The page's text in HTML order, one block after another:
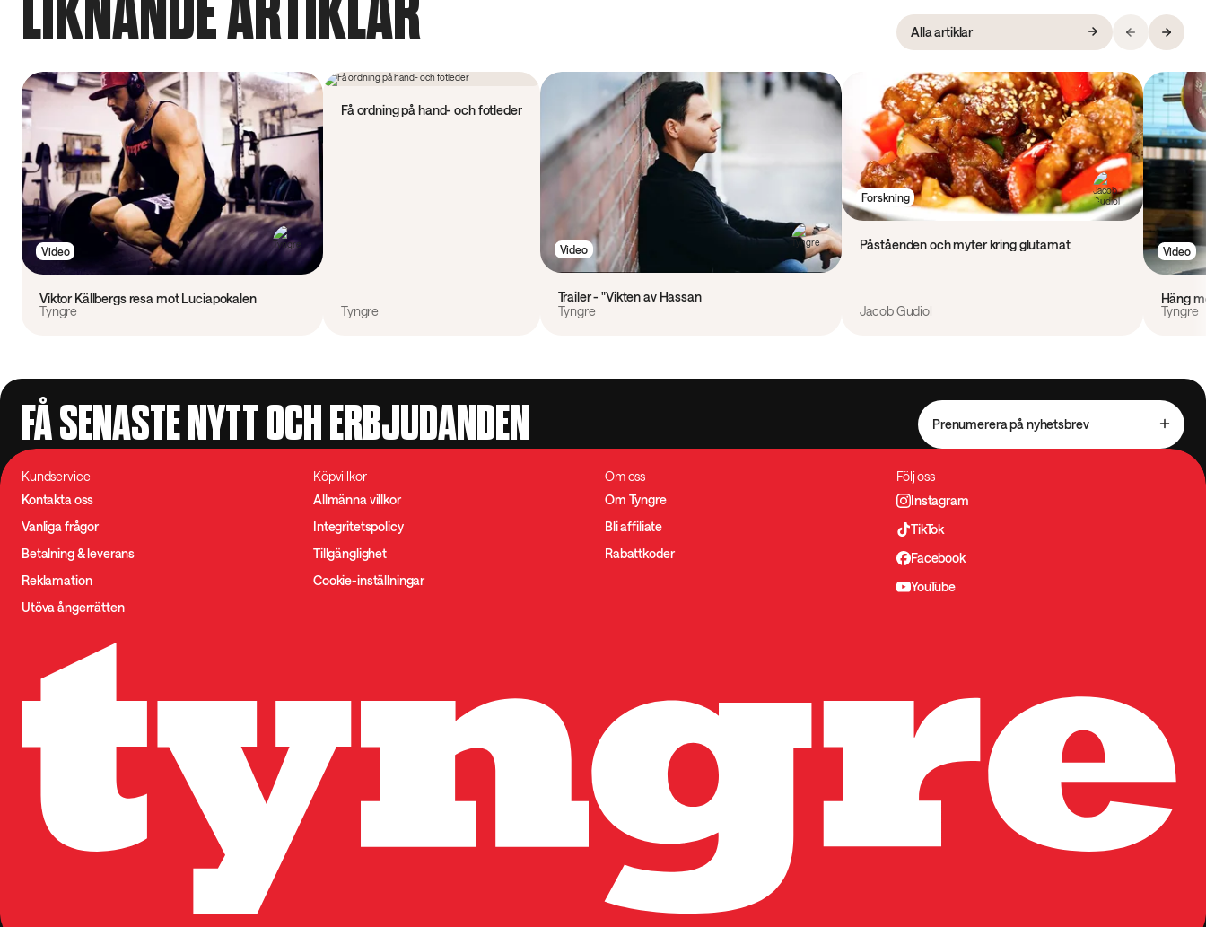
Alla artiklar
Video
Viktor Källbergs resa mot Luciapokalen
Tyngre
Få ordning på hand- och fotleder
Tyngre
Video
Trailer - "Vikten av Hassan
Tyngre
Forskning
Påståenden och myter kring glutamat
Jacob Gudiol
Video
Häng
Tyngre
FÅ SENASTE NYTT OCH ERBJUDANDEN Prenumerera på nyhetsbrev
Kundservice
Kontakta oss
Vanliga frågor
Betalning & leverans
Reklamation
Utöva ångerrätten
Köpvillkor
Allmänna villkor
Integritetspolicy
Tillgänglighet
Cookie-inställningar
Om oss
Om Tyngre
Bli affiliate
Rabattkoder
Följ oss
Instagram
TikTok
Facebook
YouTube